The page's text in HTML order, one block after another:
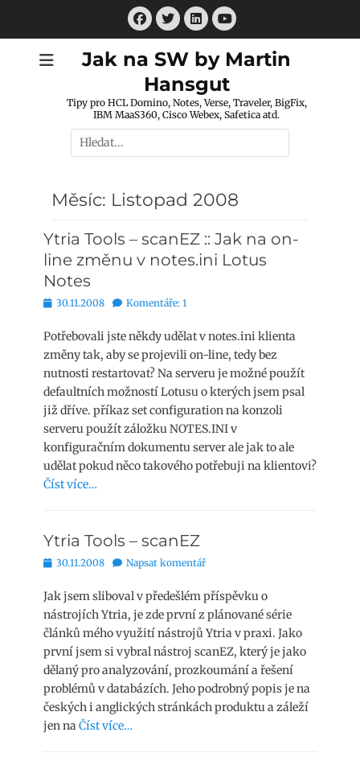
Facebook
Twitter
LinkedIn
Youtube
Jak na SW by Martin
Hansgut
Tipy pro HCL Domino, Notes, Verse, Traveler, BigFix,
IBM MaaS360, Cisco Webex, Safetica atd.
Hledat:
Měsíc: Listopad 2008
Ytria Tools – scanEZ :: Jak na on-
line změnu v notes.ini Lotus
Notes
Publikováno
30.11.2008 Komentáře: 1
Potřebovali jste někdy udělat v notes.ini klienta
změny tak, aby se projevili on-line, tedy bez
nutnosti restartovat? Na serveru je možné použít
defaultních možností Lotusu o kterých jsem psal
již dříve. příkaz set configuration na konzoli
serveru použít záložku NOTES.INI v
konfiguračním dokumentu server ale jak to ale
udělat pokud něco takového potřebuji na klientovi?
Číst více…
Ytria Tools – scanEZ
Publikováno
30.11.2008 Napsat komentář
Jak jsem sliboval v předešlém příspěvku o
nástrojích Ytria, je zde první z plánované série
článků mého využití nástrojů Ytria v praxi. Jako
první jsem si vybral nástroj scanEZ, který je jako
dělaný pro analyzování, prozkoumání a řešení
problémů v databázích. Jeho podrobný popis je na
českých i anglických stránkách produktu a záleží
jen na Číst více…